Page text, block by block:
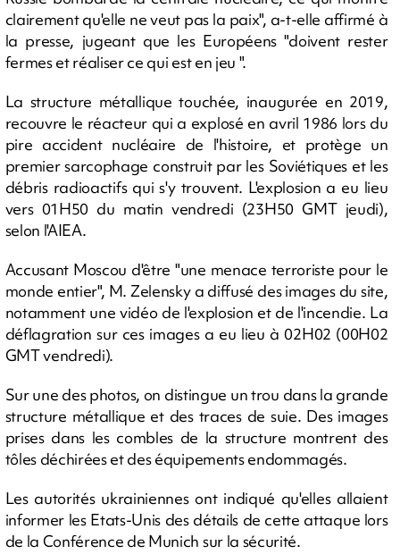
clairement qu'elle ne veut pas la paix", a-t-elle affirmé à
la presse, jugeant que les Européens "doivent rester
fermes et réaliser ce qui est en jeu ".
La structure métallique touchée, inaugurée en 2019,
recouvre le réacteur qui a explosé en avril 1986 lors du
pire accident nucléaire de l'histoire, et protège un
premier sarcophage construit par les Soviétiques et les
débris radioactifs qui s'y trouvent. L'explosion a eu lieu
vers 01H50 du matin vendredi (23H50 GMT jeudi),
selon l'AIEA.
Accusant Moscou d'être "une menace terroriste pour le
monde entier", M. Zelensky a diffusé des images du site,
notamment une vidéo de l'explosion et de l'incendie. La
déflagration sur ces images a eu lieu à 02H02 (00H02
GMT vendredi).
Sur une des photos, on distingue un trou dans la grande
structure métallique et des traces de suie. Des images
prises dans les combles de la structure montrent des
tôles déchirées et des équipements endommagés.
Les autorités ukrainiennes ont indiqué qu'elles allaient
informer les Etats-Unis des détails de cette attaque lors
de la Conférence de Munich sur la sécurité.